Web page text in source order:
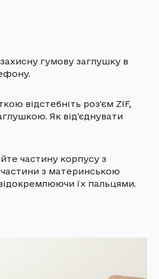
гумову заглушку в
відстебніть роз'єм ZIF,
Як від'єднувати
частину корпусу з
з материнською
їх пальцями.